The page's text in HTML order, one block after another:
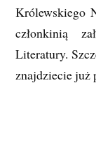
Królewskiego
członkinią
Literatury.
znajdziecie już